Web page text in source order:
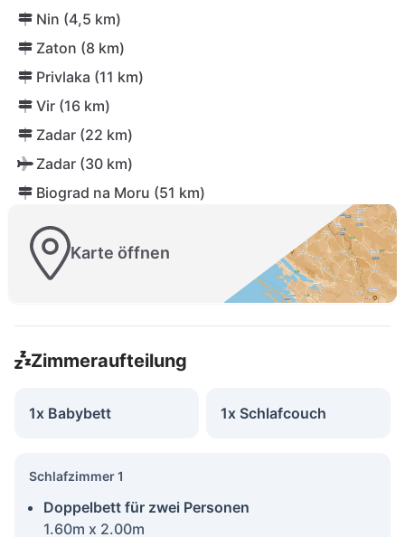
Nin (4,5 km)
Zaton (8 km)
Privlaka (11 km)
Vir (16 km)
Zadar (22 km)
Zadar (30 km)
Biograd na Moru (51 km)
Karte öffnen
Zimmeraufteilung
1x Babybett 1x Schlafcouch
Schlafzimmer 1
Doppelbett für zwei Personen
1.60m x 2.00m